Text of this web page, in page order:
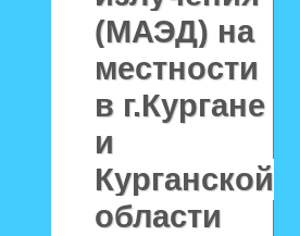
(МАЭД) на
местности
в г.Кургане
и
Курганской
области